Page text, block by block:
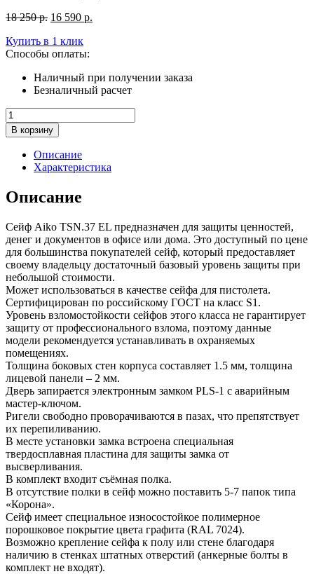
18 250р. Первоначальная
составляла
18
р..
16 590 р.
Купить в 1 клик
Способы оплаты:
Наличный при получении заказа
Безналичный расчет
Количество
товара
Офисный
сейф
AIKO
TSN.37
EL
В корзину
Описание
Характеристика
Описание
Сейф Aiko TSN.37 EL предназначен для защиты ценностей,
денег и документов в офисе или дома. Это доступный по цене
для большинства покупателей сейф, который предоставляет
своему владельцу достаточный базовый уровень защиты при
небольшой стоимости.
Может использоваться в качестве сейфа для пистолета.
Сертифицирован по российскому ГОСТ на класс S1.
Уровень взломостойкости сейфов этого класса не гарантирует
защиту от профессионального взлома, поэтому данные
модели рекомендуется устанавливать в охраняемых
помещениях.
Толщина боковых стен корпуса составляет 1.5 мм, толщина
лицевой панели – 2 мм.
Дверь запирается электронным замком PLS-1 с аварийным
мастер-ключом.
Ригели свободно проворачиваются в пазах, что препятствует
их перепиливанию.
В месте установки замка встроена специальная
твердосплавная пластина для защиты замка от
высверливания.
В комплект входит съёмная полка.
В отсутствие полки в сейф можно поставить 5-7 папок типа
«Корона».
Сейф имеет специальное износостойкое полимерное
порошковое покрытие цвета графита (RAL 7024).
Возможно крепление сейфа к полу или стене благодаря
наличию в стенках штатных отверстий (анкерные болты в
комплект не входят).